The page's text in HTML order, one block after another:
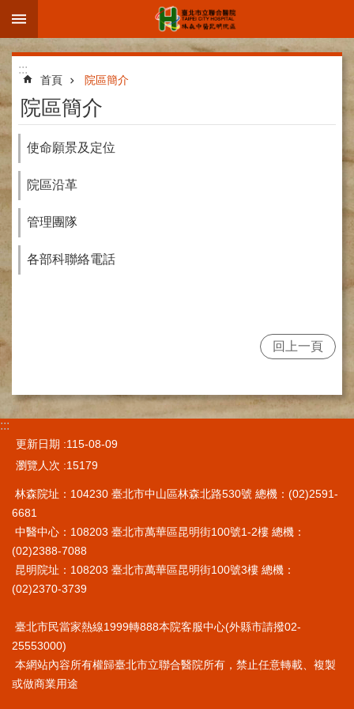
跳到主要內容區塊
進
階
搜
尋
區
介
部
號
醫
指
臺
灣
中
醫
際
流
訓
練
中
:::
首頁 院區簡介
院區簡介
使命願景及定位
院區沿革
管理團隊
各部科聯絡電話
回上一頁
:::
更新日期
115-08-09
瀏覽人次
15179
林森院址：104230 臺北市中山區林森北路530號 總機：(02)2591-
6681
中醫中心：108203 臺北市萬華區昆明街100號1-2樓 總機：
(02)2388-7088
昆明院址：108203 臺北市萬華區昆明街100號3樓 總機：
(02)2370-3739
臺北市民當家熱線1999轉888本院客服中心(外縣市請撥02-
25553000)
本網站內容所有權歸臺北市立聯合醫院所有，禁止任意轉載、複製
或做商業用途